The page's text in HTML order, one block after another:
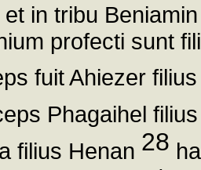
et in tribu
profecti sunt
fuit Ahiezer
Phagaihel
filius Henan 28